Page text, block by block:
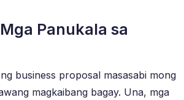
Panukala sa
business proposal masasabi mong
magkaibang bagay. Una, mga